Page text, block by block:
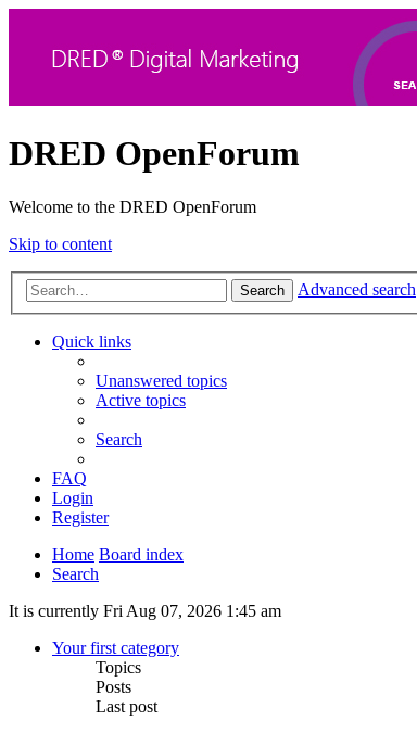
DRED OpenForum
Welcome to the DRED OpenForum
Skip to content
Search Advanced search
Quick links
Unanswered topics
Active topics
Search
FAQ
Login
Register
Home Board index
Search
It is currently Fri Aug 07, 2026 1:45 am
Your first category
Topics
Posts
Last post